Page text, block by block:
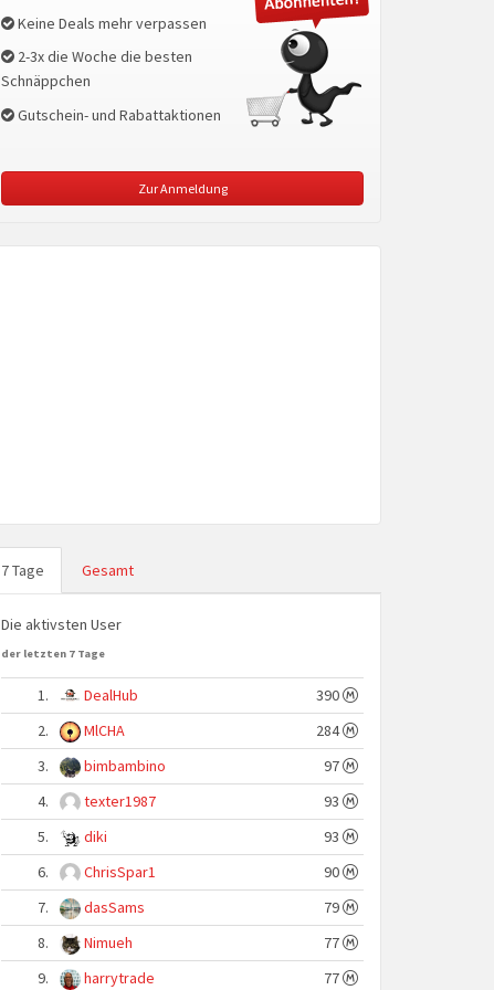
Keine Deals mehr verpassen
2-3x die Woche die besten
Schnäppchen
Gutschein- und Rabattaktionen
Zur Anmeldung
7 Tage Gesamt
Die aktivsten User
der letzten 7 Tage
1. DealHub
390
2.
MlCHA
284
3.
bimbambino
97
4.
texter1987
93
5.
diki
93
6.
ChrisSpar1
90
7.
dasSams
79
8.
Nimueh
77
9.
harrytrade 77